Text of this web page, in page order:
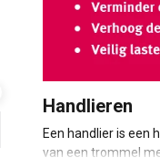
Handlieren
Een handlier is een
van een trommel